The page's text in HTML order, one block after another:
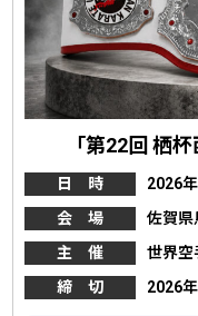
「第22回 栖
日 時
2026
会 場
佐賀県
主 催
世界空
締 切
2026